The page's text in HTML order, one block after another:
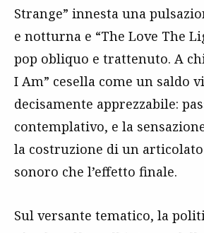
Strange” innesta una
e notturna e “The Love The
pop obliquo e trattenuto. A
I Am” cesella come un saldo
decisamente apprezzabile:
contemplativo, e la
la costruzione di un
sonoro che l’effetto finale.
Sul versante tematico, la